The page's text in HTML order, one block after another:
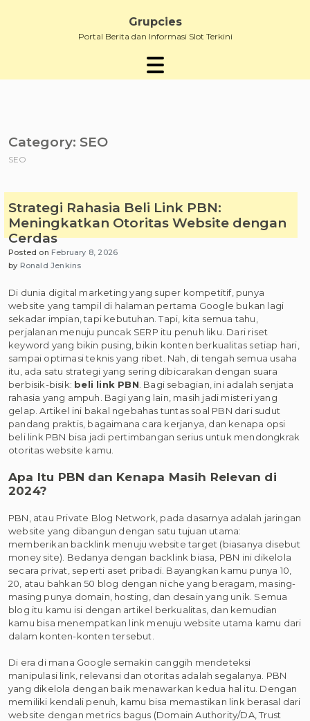
Grupcies
Portal Berita dan Informasi Slot Terkini
Category: SEO
SEO
Strategi Rahasia Beli Link PBN:
Meningkatkan Otoritas Website dengan
Cerdas
Posted on February 8, 2026
by Ronald Jenkins
Di dunia digital marketing yang super kompetitif, punya
website yang tampil di halaman pertama Google bukan lagi
sekadar impian, tapi kebutuhan. Tapi, kita semua tahu,
perjalanan menuju puncak SERP itu penuh liku. Dari riset
keyword yang bikin pusing, bikin konten berkualitas setiap hari,
sampai optimasi teknis yang ribet. Nah, di tengah semua usaha
itu, ada satu strategi yang sering dibicarakan dengan suara
berbisik-bisik: beli link PBN . Bagi sebagian, ini adalah senjata
rahasia yang ampuh. Bagi yang lain, masih jadi misteri yang
gelap. Artikel ini bakal ngebahas tuntas soal PBN dari sudut
pandang praktis, bagaimana cara kerjanya, dan kenapa opsi
beli link PBN bisa jadi pertimbangan serius untuk mendongkrak
otoritas website kamu.
Apa Itu PBN dan Kenapa Masih Relevan di
2024?
PBN, atau Private Blog Network, pada dasarnya adalah jaringan
website yang dibangun dengan satu tujuan utama:
memberikan backlink menuju website target (biasanya disebut
money site). Bedanya dengan backlink biasa, PBN ini dikelola
secara privat, seperti aset pribadi. Bayangkan kamu punya 10,
20, atau bahkan 50 blog dengan niche yang beragam, masing-
masing punya domain, hosting, dan desain yang unik. Semua
blog itu kamu isi dengan artikel berkualitas, dan kemudian
kamu bisa menempatkan link menuju website utama kamu dari
dalam konten-konten tersebut.
Di era di mana Google semakin canggih mendeteksi
manipulasi link, relevansi dan otoritas adalah segalanya. PBN
yang dikelola dengan baik menawarkan kedua hal itu. Dengan
memiliki kendali penuh, kamu bisa memastikan link berasal dari
website dengan metrics bagus (Domain Authority/DA, Trust